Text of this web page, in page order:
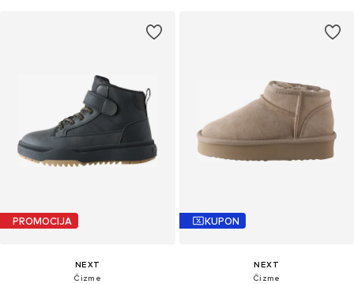
PROMOCIJA
NEXT
Čizme
KUPON
NEXT
Čizme